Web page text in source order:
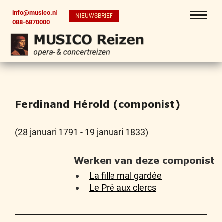
info@musico.nl
088-6870000
NIEUWSBRIEF
Ferdinand Hérold (componist)
(28 januari 1791 - 19 januari 1833)
Werken van deze componist
La fille mal gardée
Le Pré aux clercs